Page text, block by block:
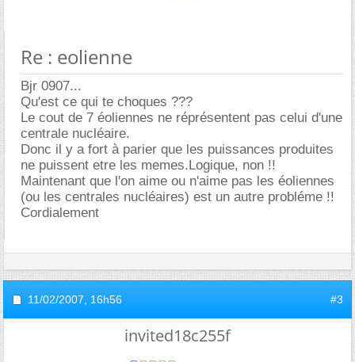
Re : eolienne
Bjr 0907...
Qu'est ce qui te choques ???
Le cout de 7 éoliennes ne réprésentent pas celui d'une
centrale nucléaire.
Donc il y a fort à parier que les puissances produites
ne puissent etre les memes.Logique, non !!
Maintenant que l'on aime ou n'aime pas les éoliennes
(ou les centrales nucléaires) est un autre probléme !!
Cordialement
11/02/2007, 16h56 #3
invited18c255f